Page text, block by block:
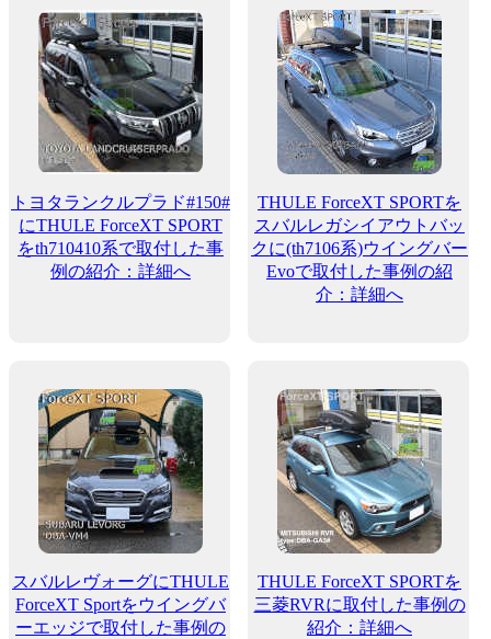
トヨタランクルプラド#150#
にTHULE ForceXT SPORT
をth710410系で取付した事
例の紹介：詳細へ
THULE ForceXT SPORTを
スバルレガシイアウトバッ
クに(th7106系)ウイングバー
Evoで取付した事例の紹
介：詳細へ
スバルレヴォーグにTHULE
ForceXT Sportをウイングバ
ーエッジで取付した事例の
THULE ForceXT SPORTを
三菱RVRに取付した事例の
紹介：詳細へ